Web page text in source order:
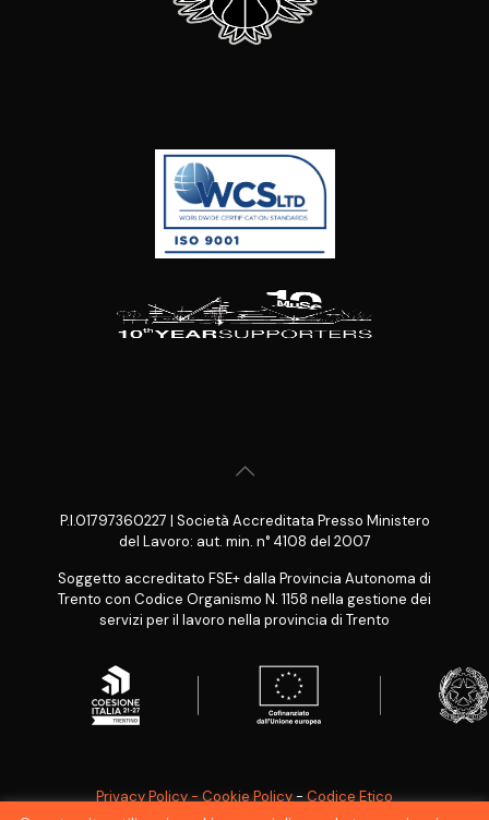
P.I.01797360227 | Società Accreditata Presso Ministero
del Lavoro: aut. min. n° 4108 del 2007
Soggetto accreditato FSE+ dalla Provincia Autonoma di
Trento con Codice Organismo N. 1158 nella gestione dei
servizi per il lavoro nella provincia di Trento
Privacy Policy - Cookie Policy-Codice Etico